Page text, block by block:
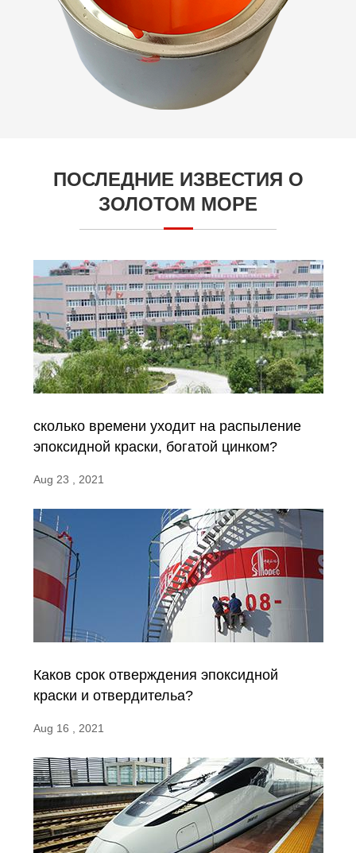
ПОСЛЕДНИЕ ИЗВЕСТИЯ О
ЗОЛОТОМ МОРЕ
сколько времени уходит на распыление
эпоксидной краски, богатой цинком?
Aug 23 , 2021
Каков срок отверждения эпоксидной
краски и отвердительа?
Aug 16 , 2021